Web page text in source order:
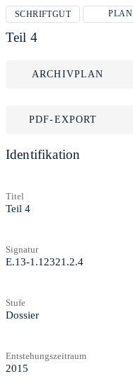
SCHRIFTGUT PLAN
Teil 4
ARCHIVPLAN
PDF-EXPORT
Identifikation
Titel
Teil 4
Signatur
E.13-1.12321.2.4
Stufe
Dossier
Entstehungszeitraum
2015